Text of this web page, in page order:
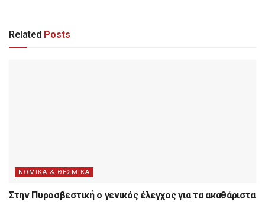
Related Posts
ΝΟΜΙΚΑ & ΘΕΣΜΙΚΑ
Στην Πυροσβεστική ο γενικός έλεγχος για τα ακαθάριστα